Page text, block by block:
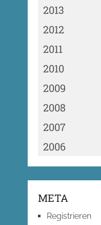
2013
2012
2011
2010
2009
2008
2007
2006
META
Registrieren